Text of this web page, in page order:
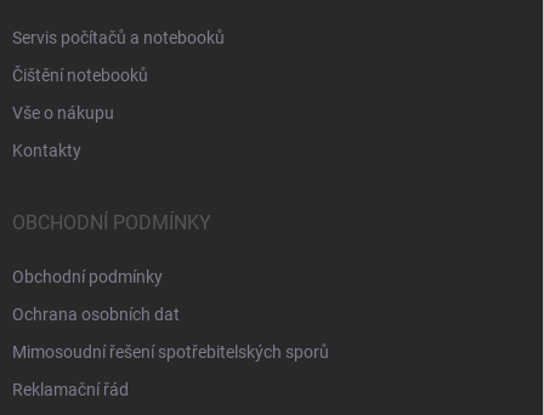
Servis počítačů a notebooků
Čištění notebooků
Vše o nákupu
Kontakty
OBCHODNÍ PODMÍNKY
Obchodní podmínky
Ochrana osobních dat
Mimosoudní řešení spotřebitelských sporů
Reklamační řád